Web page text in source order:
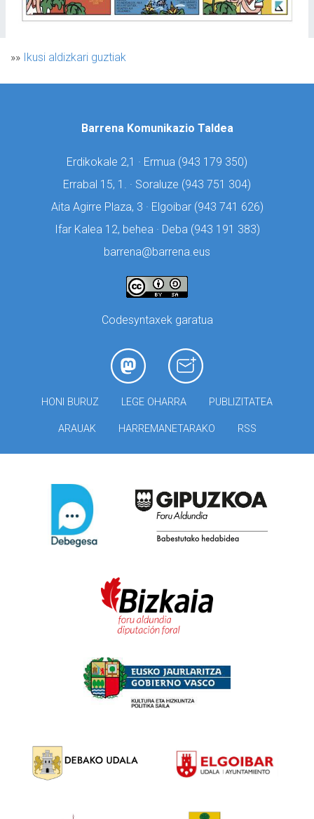
»» Ikusi aldizkari guztiak
Barrena Komunikazio Taldea
Erdikokale 2,1 · Ermua (943 179 350)
Errabal 15, 1. · Soraluze (943 751 304)
Aita Agirre Plaza, 3 · Elgoibar (943 741 626)
Ifar Kalea 12, behea · Deba (943 191 383)
barrena@barrena.eus
Codesyntaxek garatua
HONI BURUZ LEGE OHARRA PUBLIZITATEA
ARAUAK HARREMANETARAKO RSS